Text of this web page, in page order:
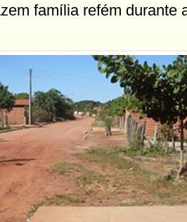
família refém durante